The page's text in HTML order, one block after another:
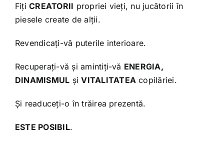
FițiCREATORII propriei vieți, nu jucătorii în
piesele create de alții.
Revendicați-vă puterile interioare.
Recuperați-vă și amintiți-vă ENERGIA,
DINAMISMUL șiVITALITATEA copilăriei.
Și readuceți-o în trăirea prezentă.
ESTE POSIBIL.